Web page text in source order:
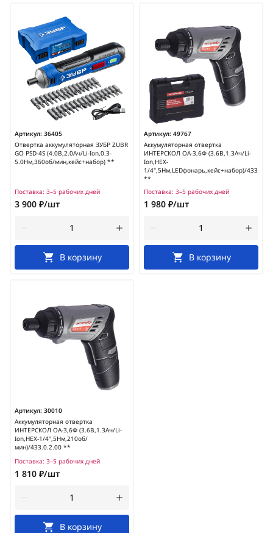
Артикул: 36405
Отвертка аккумуляторная ЗУБР ZUBR
GO PSD-4S (4.0В,2.0Ач/Li-Ion,0.3-
5.0Нм,360об/мин,кейс+набор) **
Поставка: 3–5 рабочих дней
3 900 ₽/шт
В корзину
Артикул: 49767
Аккумуляторная отвертка
ИНТЕРСКОЛ ОА-3,6Ф (3.6В,1.3Ач/Li-
Ion,HEX-
1/4",5Нм,LEDфонарь,кейс+набор)/
**
Поставка: 3–5 рабочих дней
1 980 ₽/шт
В корзину
Артикул: 30010
Аккумуляторная отвертка
ИНТЕРСКОЛ ОА-3,6Ф (3.6В,1.3Ач/Li-
Ion,HEX-1/4",5Нм,210об/
мин)/433.0.2.00 **
Поставка: 3–5 рабочих дней
1 810 ₽/шт
В корзину